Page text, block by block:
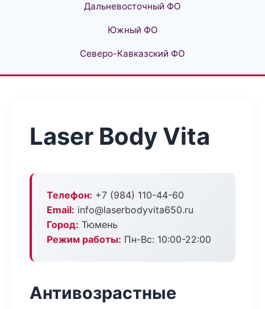
Дальневосточный ФО
Южный ФО
Северо-Кавказский ФО
Laser Body Vita
Телефон: +7 (984) 110-44-60
Email: info@laserbodyvita650.ru
Город: Тюмень
Режим работы: Пн-Вс: 10:00-22:00
Антивозрастные